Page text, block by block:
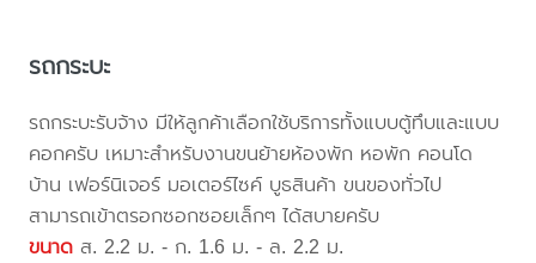
รถกระบะ
รถกระบะรับจ้าง มีให้ลูกค้าเลือกใช้บริการทั้งแบบตู้ทึบและแบบ
คอกครับ เหมาะสำหรับงานขนย้ายห้องพัก หอพัก คอนโด
บ้าน เฟอร์นิเจอร์ มอเตอร์ไซค์ บูธสินค้า ขนของทั่วไป
สามารถเข้าตรอกซอกซอยเล็กๆ ได้สบายครับ
ขนาด ส. 2.2 ม. - ก. 1.6 ม. - ล. 2.2 ม.